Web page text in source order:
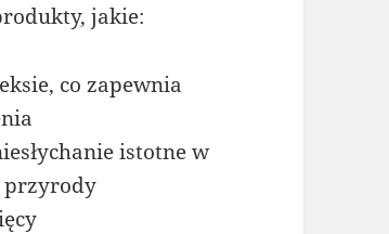
jakie:
co zapewnia
istotne w
przyrody